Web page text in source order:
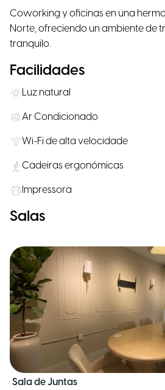
Coworking y oficinas en una
Norte, ofreciendo un ambiente de
tranquilo.
Facilidades
Luz natural
Ar Condicionado
Wi-Fi de alta velocidade
Cadeiras ergonómicas
Impressora
Salas
Sala de Juntas